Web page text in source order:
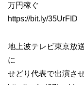
万円稼ぐ
https://bit.ly/35UrFID
地上波テレビ東京放
に
せどり代表で出演さ